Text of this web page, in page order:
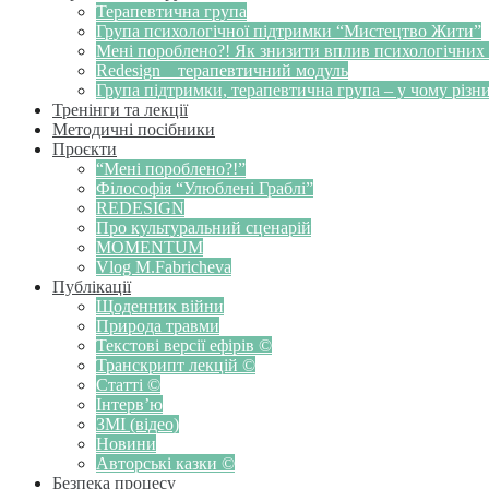
Терапевтична група
Група психологічної підтримки “Мистецтво Жити”
Мені пороблено?! Як знизити вплив психологічних
Redesign _ терапевтичний модуль
Група підтримки, терапевтична група – у чому
Тренінги та лекції
Методичні посібники
Проєкти
“Мені пороблено?!”
Філософія “Улюблені Граблі”
REDESIGN
Про культуральний сценарій
MOMENTUM
Vlog M.Fabricheva
Публікації
Щоденник війни
Природа травми
Текстові версії ефірів ©
Транскрипт лекцій ©
Статті ©
Інтерв’ю
ЗМІ (відео)
Новини
Авторські казки ©
Безпека процесу